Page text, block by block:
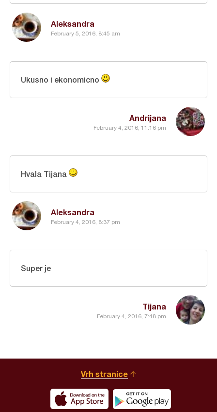
Aleksandra
February 5, 2016, 8:45 am
Andrijana
February 4, 2016, 11:16 pm
Ukusno i ekonomicno
Aleksandra
February 4, 2016, 8:37 pm
Hvala Tijana
Tijana
February 4, 2016, 7:48 pm
Super je
Vrh stranice